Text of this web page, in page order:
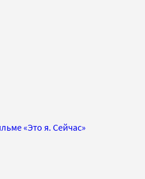
«Это я. Сейчас»